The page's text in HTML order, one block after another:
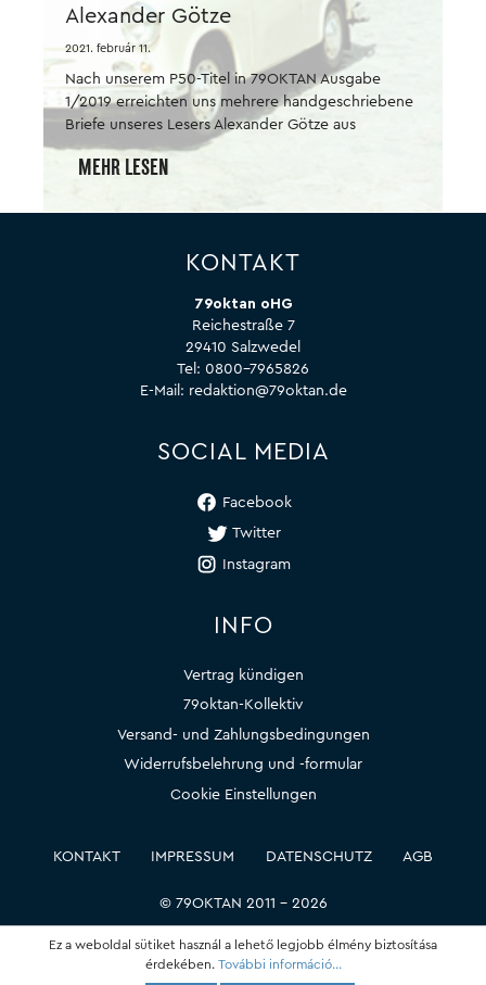
Alexander Götze
2021. február 11.
Nach unserem P50-Titel in 79OKTAN Ausgabe
1/2019 erreichten uns mehrere handgeschriebene
Briefe unseres Lesers Alexander Götze aus
Eberswalde, der uns obendrein mehrere Fotos
mitschickte. Einen kleinen Ausschnitt aus diesen
auf diesen Seiten gern zugänglich machen. Das
MEHR LESEN
KONTAKT
79oktan oHG
Reichestraße 7
29410 Salzwedel
Tel: 0800-7965826
E-Mail: redaktion@79oktan.de
SOCIAL MEDIA
Facebook
Twitter
Instagram
INFO
Vertrag kündigen
79oktan-Kollektiv
Versand- und Zahlungsbedingungen
Widerrufsbelehrung und -formular
Cookie Einstellungen
© 79OKTAN 2011 – 2026
KONTAKT IMPRESSUM DATENSCHUTZ AGB
Ez a weboldal sütiket használ a lehető legjobb élmény biztosítása
érdekében. További információ...